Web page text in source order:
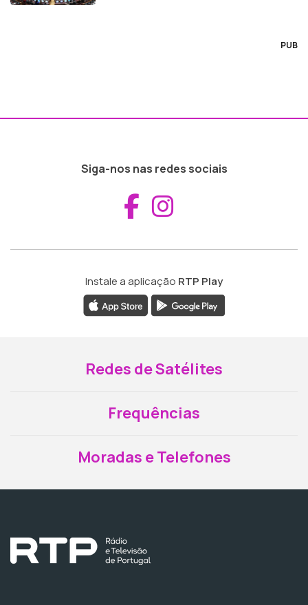
PUB
Siga-nos nas redes sociais
Aceder ao
Instale a aplicação RTP Play
Redes de Satélites
Frequências
Moradas e Telefones